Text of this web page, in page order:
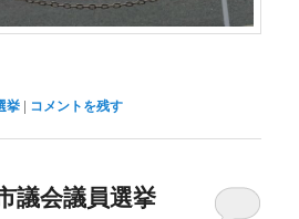
挙 | コメントを残す
議会議員選挙